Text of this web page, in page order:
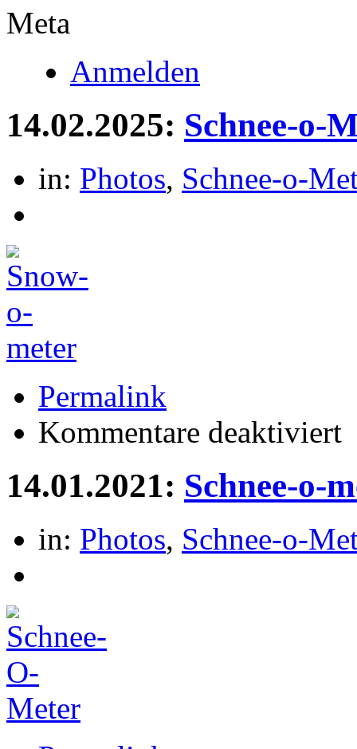
Meta
Anmelden
14.02.2025: Schnee-o-
in: Photos, Schnee-o-
Permalink
Kommentare deaktiviert
14.01.2021: Schnee-o-
in: Photos, Schnee-o-